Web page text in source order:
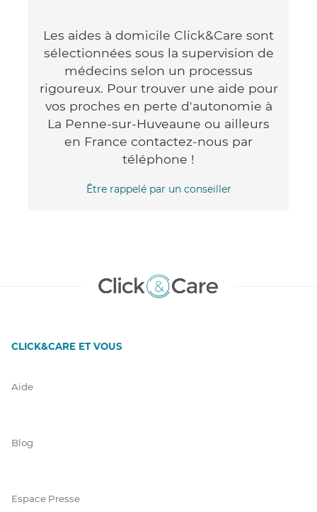
Les aides à domicile Click&Care sont
sélectionnées sous la supervision de
médecins selon un processus
rigoureux. Pour trouver une aide pour
vos proches en perte d'autonomie à
La Penne-sur-Huveaune ou ailleurs
en France contactez-nous par
téléphone !
Être rappelé par un conseiller
CLICK&CARE ET VOUS
Aide
Blog
Espace Presse